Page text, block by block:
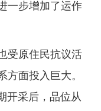
一步增加了运作
受原住民抗议活
方面投入巨大。
开采后，品位从